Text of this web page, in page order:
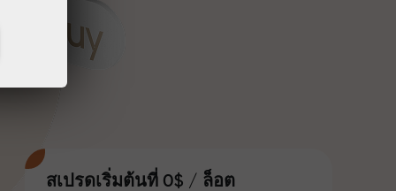
สเปรดเริ่มต้นที่ 0$ / ล็อต